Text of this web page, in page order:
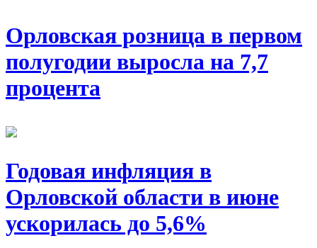
Орловская розница в первом
полугодии выросла на 7,7
процента
Годовая инфляция в
Орловской области в июне
ускорилась до 5,6%